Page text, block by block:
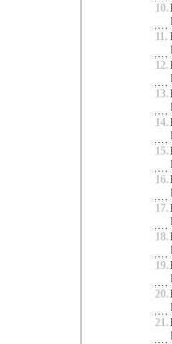
10.
11.
12.
13.
14.
15.
16.
17.
18.
19.
20.
21.